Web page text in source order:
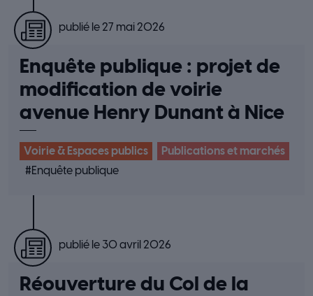
publié le 27 mai 2026
Enquête publique : projet de
modification de voirie
avenue Henry Dunant à Nice
Voirie & Espaces publics
Publications et marchés
#Enquête publique
publié le 30 avril 2026
Réouverture du Col de la